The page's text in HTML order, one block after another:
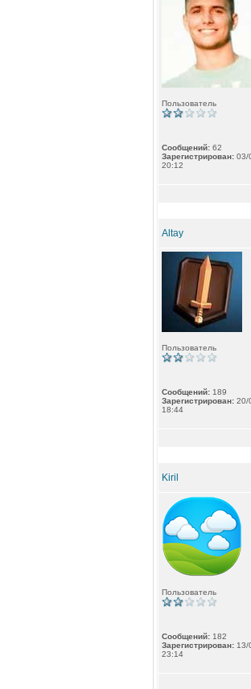
Пользователь
Сообщений: 62
Зарегистрирован: 03/
20:12
Altay
Пользователь
Сообщений: 189
Зарегистрирован: 20/
18:44
Kiril
Пользователь
Сообщений: 182
Зарегистрирован: 13/
23:14